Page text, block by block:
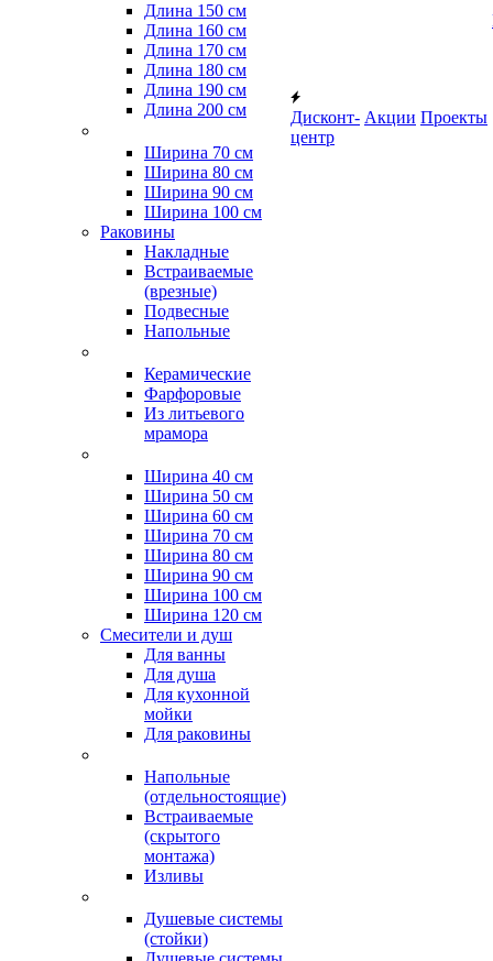
Длина 150 см
Длина 160 см
Длина 170 см
Длина 180 см
Длина 190 см
Длина 200 см
Ширина 70 см
Ширина 80 см
Ширина 90 см
Ширина 100 см
Раковины
Накладные
Встраиваемые
(врезные)
Подвесные
Напольные
Керамические
Фарфоровые
Из литьевого
мрамора
Ширина 40 см
Ширина 50 см
Ширина 60 см
Ширина 70 см
Ширина 80 см
Ширина 90 см
Ширина 100 см
Ширина 120 см
Смесители и душ
Для ванны
Для душа
Для кухонной
мойки
Для раковины
Напольные
(отдельностоящие)
Встраиваемые
(скрытого
монтажа)
Изливы
Душевые системы
(стойки)
Дисконт-
центр
Акции Проекты